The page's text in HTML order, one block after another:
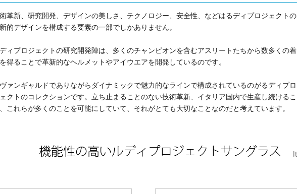
革新、研究開発、デザインの美しさ、テクノロジー、安全性、などはるディプロジェクトの
的デザインを構成する要素の一部でしかありません。
ィプロジェクトの研究開発陣は、多くのチャンピオンを含むアスリートたちから数多くの着
得ることで革新的なヘルメットやアイウエアを開発しているのです。
ァンギャルドでありながらダイナミックで魅力的なラインで構成されているのがるディプロ
クトのコレクションです。立ち止まることのない技術革新、イタリア国内で生産し続けるこ
これらが多くのことを可能にしていて、それがとても大切なことなのだと考えています。